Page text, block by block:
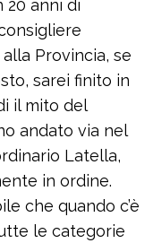
20 anni di
Provincia, se
sarei finito in
il mito del
andato via nel
Latella,
in ordine.
che quando c’è
le categorie